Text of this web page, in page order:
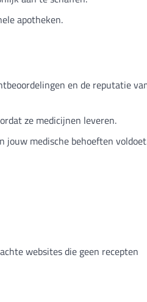
apotheken.
en de reputatie
ze medicijnen leveren.
medische behoeften
websites die geen recepten